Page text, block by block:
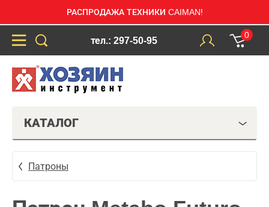
РАСПРОДАЖА ТЕХНИКИ CAIMAN!
тел.: 297-50-95
0
КАТАЛОГ
Патроны